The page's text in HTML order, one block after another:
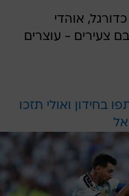
אוהדי
צעירים - עוצרים
בחידון ואולי תזכו